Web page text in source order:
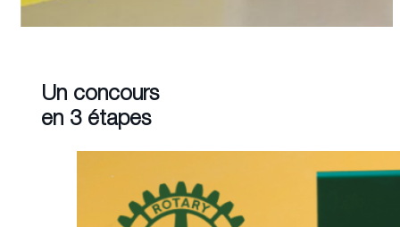
Un concours
en 3 étapes